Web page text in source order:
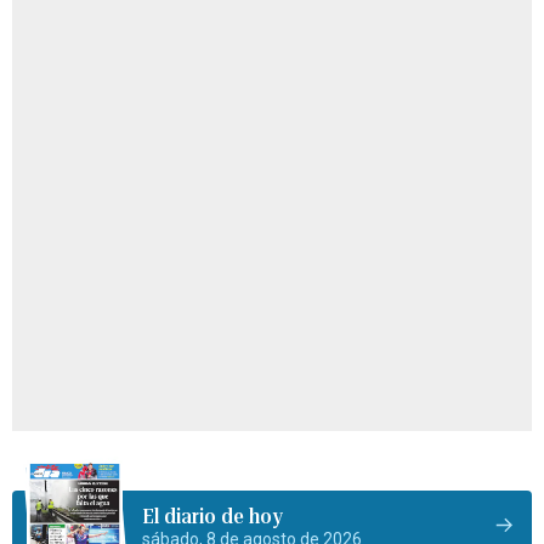
El diario de hoy
sábado, 8 de agosto de 2026